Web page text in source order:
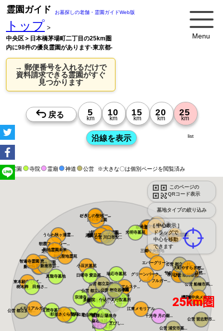
Menu
霊園ガイド お墓探しの老舗・霊園ガイドWeb版
トップ >
中央区＞日本橋茅場町二丁目の25km圏
内に98件の優良霊園があります-東京都-
→ 郵便番号を入れるだけで
資料請求できる霊園がすぐ
見つかります
霊園 寺院 霊廟 神道 公営 ※大きな〇は個別ページを閲覧済み
このページの
QRコード表示
墓地タイプの絞り込み
[ 中心表示 ]
ドラッグで
中心を移動
できます
list
メモリアルパー...
うらわ秋ヶ瀬霊... メモリアルパー...
川口さくら霊園...
川口霊園 かわ...
サンク川口霊園
さくら聖地霊園
さくらメモリア...
吉川美南霊園
駅前霊園美南
光明寺墓苑
芝生の霊園あさ...
なごみの丘霊園
三郷中央聖地
川口中央霊園
浦和東霊園
ヒルズ川口
よしかわ聖地霊...
むさしの聖地 ...
新の丘さくら浄...
川口光輪メモリ...
やすらぎ聖地霊...
朝霞フォーシー...
エバーグリーン...
源長寺墓地 ま...
川口メモリアル...
川口霊園かわぐ...
メモリアルプレ...
公営 川口市安...
公営 新座市営...
和光聖地霊苑
智遍寺霊園 恵...
聖地霊園未来
市川の杜霊園
いちかわ大町霊...
サニープレイス...
サニーパーク松...
弥生の里 自然...
櫻乃丘聖地霊園
千光寺 月の廟...
市川大野霊園
総武霊園
櫻乃里ふなばし...
公営 浦安市墓...
公営 習志野市...
公営 都立八柱...
公営 船橋市馬...
公営 市川市営...
船橋中央メモリ...
大町やすらぎパ...
櫻乃丘聖地霊園...
感通寺
恵光メモリアル...
東本願寺
小豆沢墓苑
東本願寺 ひば...
江東メモリアル
メモリアルステ...
ハートフルガー...
グリーンパーク...
宗清寺
浄見寺
瑞光寺
桜上水 みたま...
寛永寺谷中霊園
積徳寺墓所
徳玄寺墓所
玄照寺墓苑
真行院墓所
正伝寺 芝びし...
寛永寺德川浄苑
築地本願寺 和...公営 都立青山...
公営 都立雑司...
公営 都立染井...
公営 都立多磨...
公営 都立谷中...
瑞応寺墓苑
多聞院 牛込四...
真龍寺墓地
メモリアルガー...
青山梅窓院墓苑
麻布浄苑
萬輝山 陽泉寺
日曜寺 愛染墓...
杉並さくら聖苑
樹木葬 田無さ...
中心 25km圏